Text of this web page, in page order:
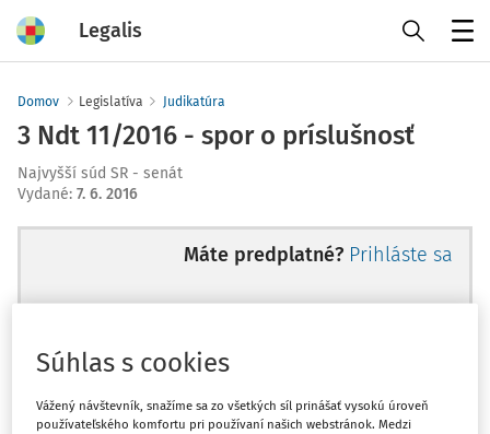
Legalis
Domov Legislatíva Judikatúra
3 Ndt 11/2016 - spor o príslušnosť
Najvyšší súd SR - senát
Vydané: 7. 6. 2016
Máte predplatné? Prihláste sa
Ups, zatiaľ ste si prečítali len
začiatok...
Súhlas s cookies
Vážený návštevník, snažíme sa zo všetkých síl prinášať vysokú úroveň
používateľského komfortu pri používaní našich webstránok. Medzi